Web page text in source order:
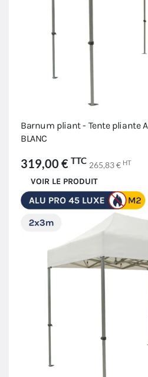
Barnum pliant - Tente pliante
BLANC
319,00 € TTC 265,83 € HT
VOIR LE PRODUIT